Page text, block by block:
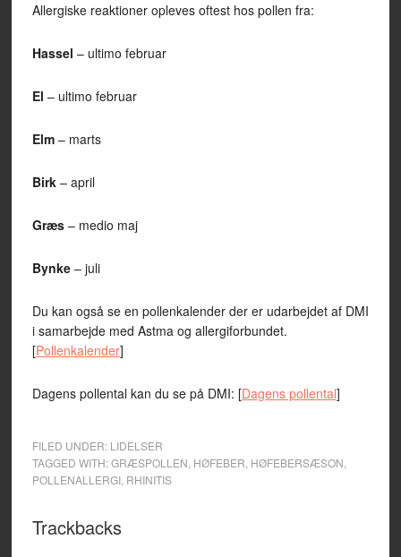
Allergiske reaktioner opleves oftest hos pollen fra:
Hassel – ultimo februar
El – ultimo februar
Elm– marts
Birk– april
Græs– medio maj
Bynke– juli
Du kan også se en pollenkalender der er udarbejdet af DMI
i samarbejde med Astma og allergiforbundet.
[Pollenkalender]
Dagens pollental kan du se på DMI: [Dagens pollental]
FILED UNDER: LIDELSER
TAGGED WITH:GRÆSPOLLEN HØFEBER HØFEBERSÆSON
POLLENALLERGI, RHINITIS
Trackbacks